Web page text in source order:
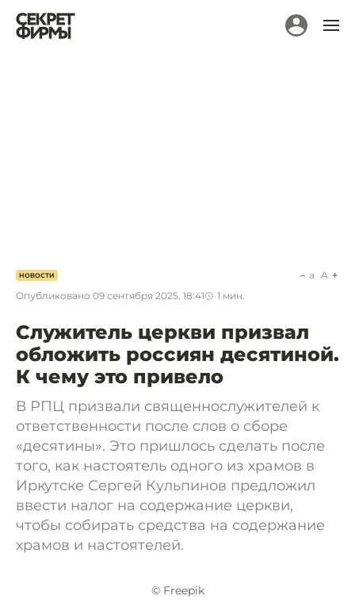
НОВОСТИ
Опубликовано 09 сентября 2025, 18:41 1 мин.
a A
Служитель церкви призвал
обложить россиян десятиной.
К чему это привело
В РПЦ призвали священнослужителей к
ответственности после слов о сборе
«десятины». Это пришлось сделать после
того, как настоятель одного из храмов в
Иркутске Сергей Кульпинов предложил
ввести налог на содержание церкви,
чтобы собирать средства на содержание
храмов и настоятелей.
© Freepik